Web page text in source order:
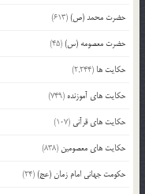
حضرت محمد (ص)(613)
حضرت معصومه (س)(45)
حکایت ها (2,244)
حکایت های آموزنده (749)
حکایت های قرآنی (107)
حکایت های معصومین (838)
حکومت جهانی امام زمان (عج)(24)